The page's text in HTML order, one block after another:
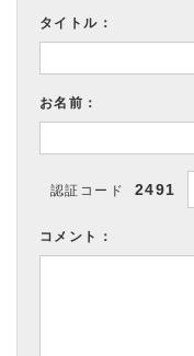
タイトル：
お名前：
認証コード 2491
コメント：